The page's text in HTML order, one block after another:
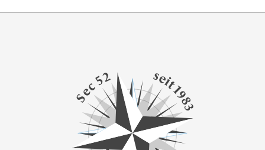
S
e
c52 sei
t
1
9
8
3